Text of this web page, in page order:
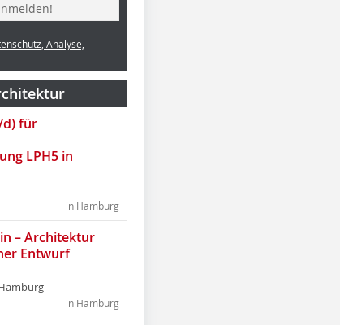
Analyse,
für
LPH5 in
in Hamburg
– Architektur
Entwurf
in Hamburg